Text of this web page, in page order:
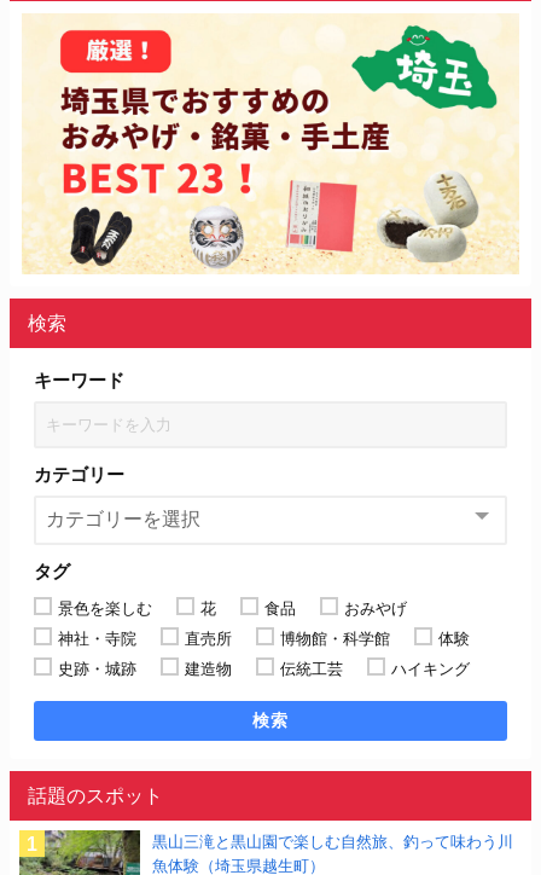
検索
キーワード
カテゴリー
タグ
景色を楽しむ 花 食品
おみやげ
神社・寺院
直売所 博物館・科学館
体験
史跡・城跡
建造物 伝統工芸 ハイキング
検索
話題のスポット
黒山三滝と黒山園で楽しむ自然旅、釣って味わう川
魚体験（埼玉県越生町）